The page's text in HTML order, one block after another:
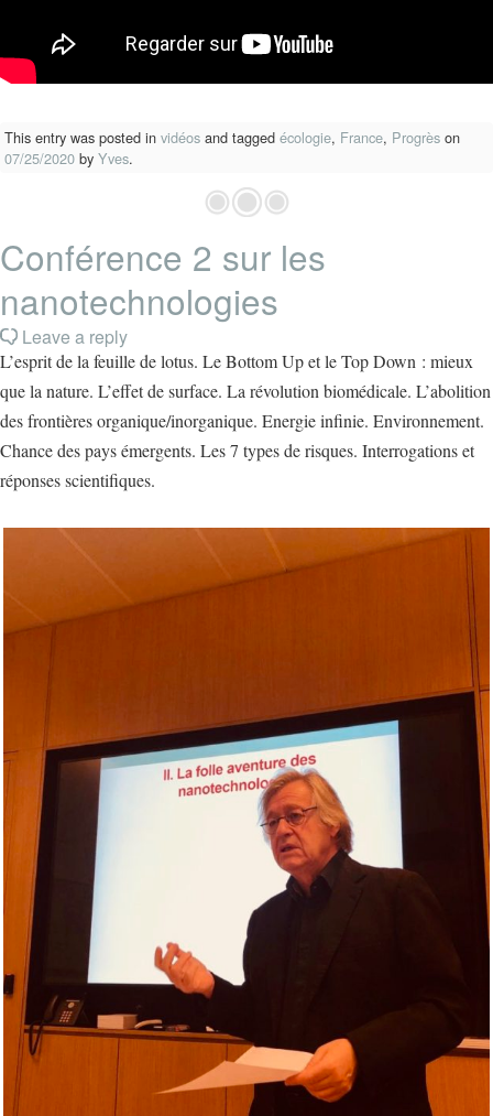
This entry was posted in vidéos and tagged écologie, France, Progrès on
07/25/2020 by Yves.
Conférence 2 sur les
nanotechnologies
Leave a reply
L’esprit de la feuille de lotus. Le Bottom Up et le Top Down : mieux
que la nature. L’effet de surface. La révolution biomédicale. L’abolition
des frontières organique/inorganique. Energie infinie. Environnement.
Chance des pays émergents. Les 7 types de risques. Interrogations et
réponses scientifiques.